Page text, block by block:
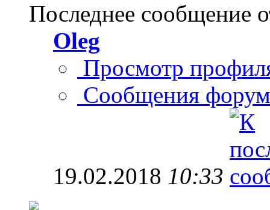
Последнее сообщение
Oleg
Просмотр
Сообщения
19.02.2018 10:33